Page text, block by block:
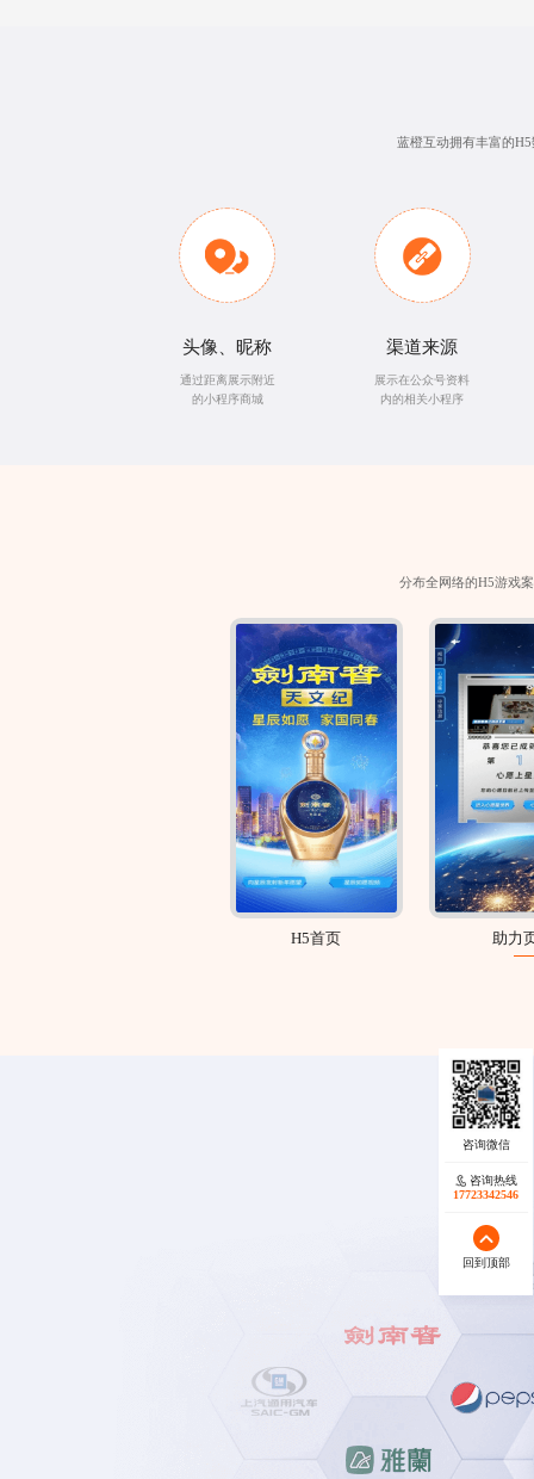
蓝橙互动拥有丰富的
头像、昵称
通过距离展示附近
的小程序商城
渠道来源
展示在公众号资料
内的相关小程序
分布全网络的H5游戏
H5首页 助力
咨询热线
17723342546
回到顶部
咨询热线
17723342546
回到顶部